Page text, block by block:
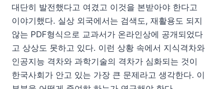
대단히 발전했다고 여겼고 이것을 본받아야 한다고
이야기했다. 실상 외국에서는 검색도, 재활용도 되지
않는 PDF형식으로 교과서가 온라인상에 공개되었다
고 상상도 못하고 있다. 이런 상황 속에서 지식격차와
인공지능 격차와 과학기술의 격차가 심화되는 것이
한국사회가 안고 있는 가장 큰 문제라고 생각한다. 이